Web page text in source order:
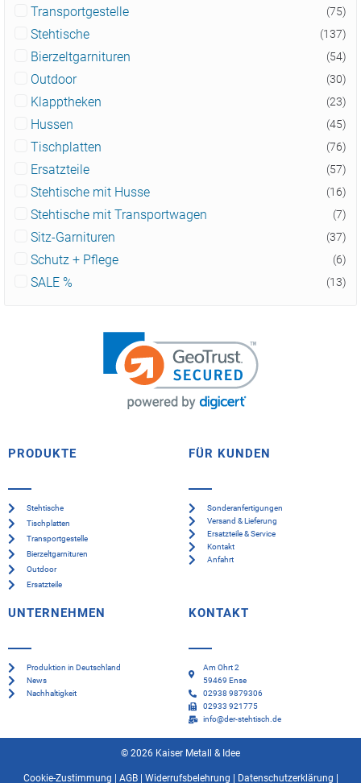
Transportgestelle (75)
Stehtische (137)
Bierzeltgarnituren (54)
Outdoor (30)
Klapptheken (23)
Hussen (45)
Tischplatten (76)
Ersatzteile (57)
Stehtische mit Husse (16)
Stehtische mit Transportwagen (7)
Sitz-Garnituren (37)
Schutz + Pflege (6)
SALE % (13)
PRODUKTE
Stehtische
Tischplatten
Transportgestelle
Bierzeltgarnituren
Outdoor
Ersatzteile
FÜR KUNDEN
Sonderanfertigungen
Versand & Lieferung
Ersatzteile & Service
Kontakt
Anfahrt
UNTERNEHMEN
Produktion in Deutschland
News
Nachhaltigkeit
KONTAKT
Am Ohrt 2
59469 Ense
02938 9879306
02933 921775
info@der-stehtisch.de
© 2026 Kaiser Metall & Idee
Cookie-Zustimmung AGB| Widerrufsbelehrung Datenschutzerklärung